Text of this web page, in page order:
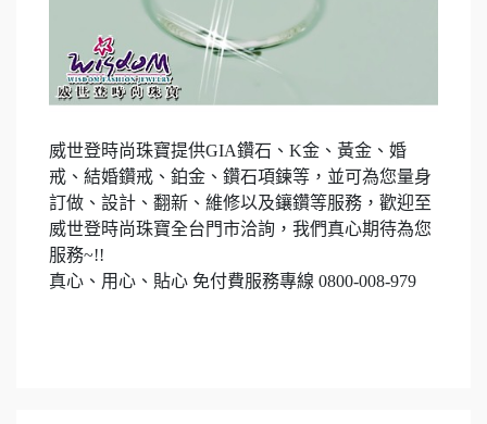
威世登時尚珠寶提供GIA鑽石、 K金、黃金、婚
戒、結婚鑽戒、鉑金、鑽石項鍊等，並可為您量身
訂做、設計、翻新、維修以及鑲鑽等服務，歡迎至
威世登時尚珠寶全台門市洽詢，我們真心期待為您
服務~!!
真心、用心、貼心 免付費服務專線 0800-008-979